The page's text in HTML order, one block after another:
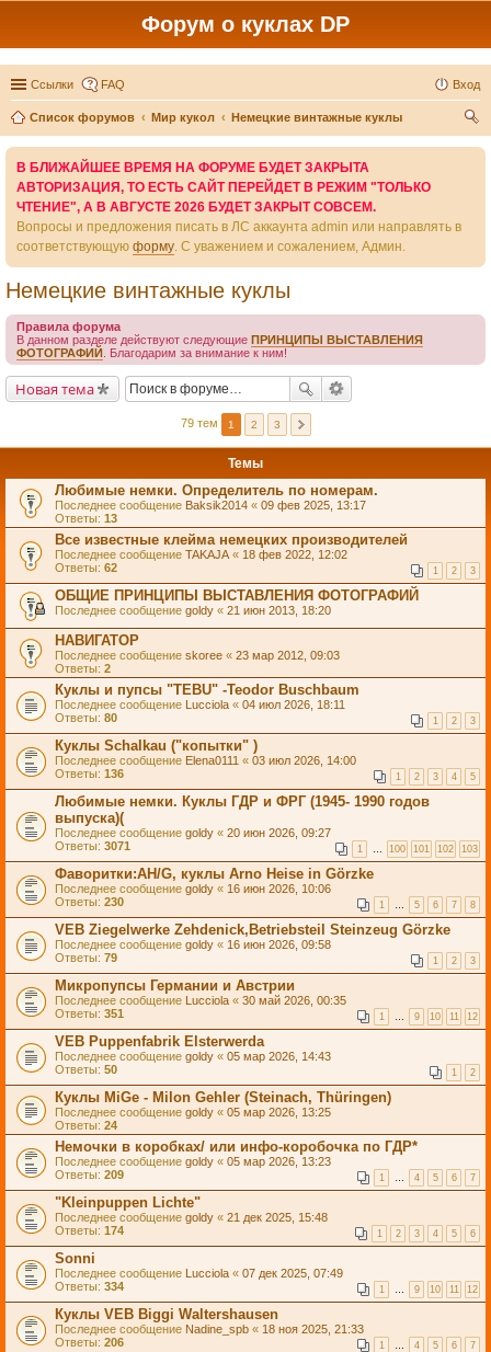
Форум о куклах DP
Ссылки FAQ Вход
Список форумов Мир кукол
Немецкие винтажные куклы
В БЛИЖАЙШЕЕ ВРЕМЯ НА ФОРУМЕ БУДЕТ ЗАКРЫТА
АВТОРИЗАЦИЯ, ТО ЕСТЬ САЙТ ПЕРЕЙДЕТ В РЕЖИМ "ТОЛЬКО
ЧТЕНИЕ", А В АВГУСТЕ 2026 БУДЕТ ЗАКРЫТ СОВСЕМ.
Вопросы и предложения писать в ЛС аккаунта admin или направлять в
соответствующую форму. С уважением и сожалением, Админ.
Немецкие винтажные куклы
Правила форума
В данном разделе действуют следующие ПРИНЦИПЫ ВЫСТАВЛЕНИЯ
ФОТОГРАФИЙ . Благодарим за внимание к ним!
Новая тема
79 тем 1 2 3
Темы
Любимые немки. Определитель по номерам.
Последнее сообщение Baksik2014 « 09 фев 2025, 13:17
Ответы: 13
Все известные клейма немецких производителей
Последнее сообщение TAKAJA « 18 фев 2022, 12:02
Ответы: 62 1 2 3
ОБЩИЕ ПРИНЦИПЫ ВЫСТАВЛЕНИЯ ФОТОГРАФИЙ
Последнее сообщение goldy « 21 июн 2013, 18:20
НАВИГАТОР
Последнее сообщение skoree « 23 мар 2012, 09:03
Ответы: 2
Куклы и пупсы "TEBU" -Теоdor Buschbaum
Последнее сообщение Lucciola « 04 июл 2026, 18:11
Ответы: 80 1 2 3
Куклы Sсhаlkau ("копытки" )
Последнее сообщение Elena0111 « 03 июл 2026, 14:00
Ответы: 136 1 2 3 4 5
Любимые немки. Куклы ГДР и ФРГ (1945- 1990 годов
выпуска)(
Последнее сообщение goldy « 20 июн 2026, 09:27
Ответы: 3071 1 … 100 101 102 103
Фаворитки:AH/G, куклы Arno Heise in Görzke
Последнее сообщение goldy « 16 июн 2026, 10:06
Ответы: 230 1 … 5 6 7 8
VEB Ziegelwerke Zehdenick,Betriebsteil Steinzeug Görzke
Последнее сообщение goldy « 16 июн 2026, 09:58
Ответы: 79 1 2 3
Микропупсы Германии и Австрии
Последнее сообщение Lucciola « 30 май 2026, 00:35
Ответы: 351 1 … 9 10 11 12
VEB Puppenfabrik Elsterwerda
Последнее сообщение goldy « 05 мар 2026, 14:43
Ответы: 50 1 2
Куклы MiGe - Milon Gehler (Steinach, Thüringen)
Последнее сообщение goldy « 05 мар 2026, 13:25
Ответы: 24
Немочки в коробках/ или инфо-коробочка по ГДР*
Последнее сообщение goldy « 05 мар 2026, 13:23
Ответы: 209 1 … 4 5 6 7
"Kleinpuppen Lichte"
Последнее сообщение goldy « 21 дек 2025, 15:48
Ответы: 174 1 2 3 4 5 6
Sonni
Последнее сообщение Lucciola « 07 дек 2025, 07:49
Ответы: 334 1 … 9 10 11 12
Куклы VEB Biggi Waltershausen
Последнее сообщение Nadine_spb « 18 ноя 2025, 21:33
Ответы: 206 1 … 4 5 6 7